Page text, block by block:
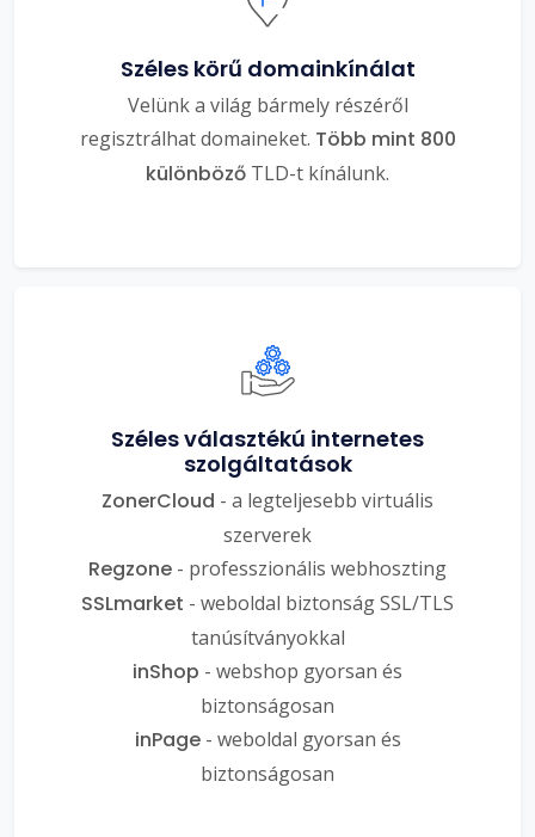
Széles körű domainkínálat
Velünk a világ bármely részéről
regisztrálhat domaineket. Több mint 800
különböző TLD-t kínálunk.
Széles választékú internetes
szolgáltatások
ZonerCloud - a legteljesebb virtuális
szerverek
Regzone - professzionális webhoszting
SSLmarket - weboldal biztonság SSL/TLS
tanúsítványokkal
inShop - webshop gyorsan és
biztonságosan
inPage- weboldal gyorsan és
biztonságosan